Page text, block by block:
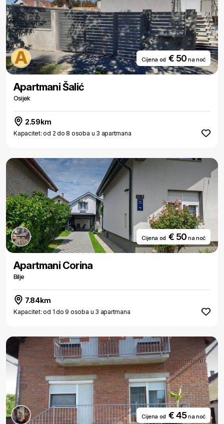
Cijena od € 50na noć
Apartmani Šalić
Osijek
2.59km
Kapacitet: od 2 do 8 osoba u 3 apartmana
Cijena od € 50na noć
Apartmani Corina
Bilje
7.84km
Kapacitet: od 1 do 9 osoba u 3 apartmana
Cijena od € 45na noć